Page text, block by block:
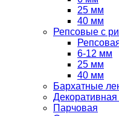
25 мм
40 мм
Репсовые с
6-12 мм
25 мм
40 мм
Бархатные
Декоративная
Парчовая